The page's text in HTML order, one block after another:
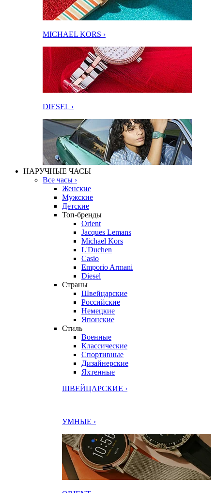
MICHAEL KORS ›
DIESEL ›
НАРУЧНЫЕ ЧАСЫ
Все часы ›
Женские
Мужские
Детские
Топ-бренды
Orient
Jacques Lemans
Michael Kors
L'Duchen
Casio
Emporio Armani
Diesel
Страны
Швейцарские
Российские
Немецкие
Японские
Стиль
Военные
Классические
Спортивные
Дизайнерские
Яхтенные
ШВЕЙЦАРСКИЕ ›
УМНЫЕ ›